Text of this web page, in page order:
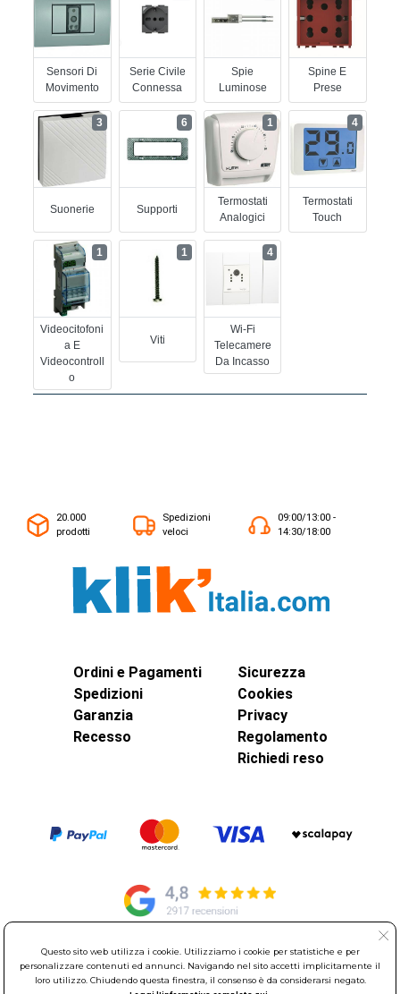
Sensori Di
Movimento
Serie Civile
Connessa
Spie
Luminose
Spine E
Prese
Suonerie
3
Supporti
6
Termostati
Analogici
1
Termostati
Touch
4
Videocitofoni
A E
Videocontroll
O
1
Viti
1
Wi-Fi
Telecamere
Da Incasso
4
20.000
prodotti
Spedizioni
veloci
09:00/13:00 -
14:30/18:00
Ordini e Pagamenti
Spedizioni
Garanzia
Recesso
Sicurezza
Cookies
Privacy
Regolamento
Richiedi reso
© Elettroservice Spa - Sede Legale: Via Leonardo da Vinci, 40 -
00015 Monterotondo Scalo (RM)
Questo sito web utilizza i cookie. Utilizziamo i cookie per statistiche e per
personalizzare contenuti ed annunci. Navigando nel sito accetti implicitamente il
loro utilizzo. Chiudendo questa finestra, il consenso è da considerarsi negato.